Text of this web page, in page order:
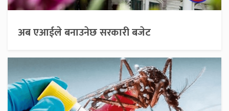
अब एआईले बनाउनेछ सरकारी बजेट